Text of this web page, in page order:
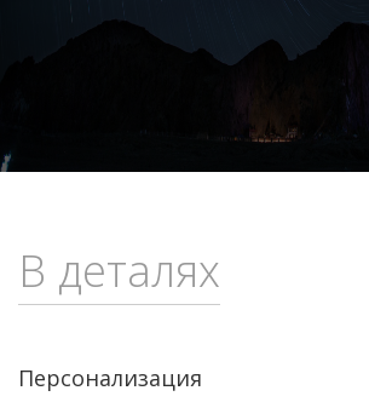
В деталях
Персонализация